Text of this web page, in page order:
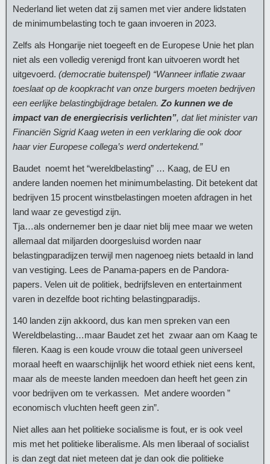
Nederland liet weten dat zij samen met vier andere lidstaten
de minimumbelasting toch te gaan invoeren in 2023.
Zelfs als Hongarije niet toegeeft en de Europese Unie het plan
niet als een volledig verenigd front kan uitvoeren wordt het
uitgevoerd. (democratie buitenspel) “Wanneer inflatie zwaar
toeslaat op de koopkracht van onze burgers moeten bedrijven
een eerlijke belastingbijdrage betalen. Zo kunnen we de
impact van de energiecrisis verlichten”, dat liet minister van
Financiën Sigrid Kaag weten in een verklaring die ook door
haar vier Europese collega’s werd ondertekend.”
Baudet noemt het “wereldbelasting” … Kaag, de EU en
andere landen noemen het minimumbelasting. Dit betekent dat
bedrijven 15 procent winstbelastingen moeten afdragen in het
land waar ze gevestigd zijn.
Tja…als ondernemer ben je daar niet blij mee maar we weten
allemaal dat miljarden doorgesluisd worden naar
belastingparadijzen terwijl men nagenoeg niets betaald in land
van vestiging. Lees de Panama-papers en de Pandora-
papers. Velen uit de politiek, bedrijfsleven en entertainment
varen in dezelfde boot richting belastingparadijs.
140 landen zijn akkoord, dus kan men spreken van een
Wereldbelasting…maar Baudet zet het zwaar aan om Kaag te
fileren. Kaag is een koude vrouw die totaal geen universeel
moraal heeft en waarschijnlijk het woord ethiek niet eens kent,
maar als de meeste landen meedoen dan heeft het geen zin
voor bedrijven om te verkassen. Met andere woorden ”
economisch vluchten heeft geen zin”.
Niet alles aan het politieke socialisme is fout, er is ook veel
mis met het politieke liberalisme. Als men liberaal of socialist
is dan zegt dat niet meteen dat je dan ook die politieke